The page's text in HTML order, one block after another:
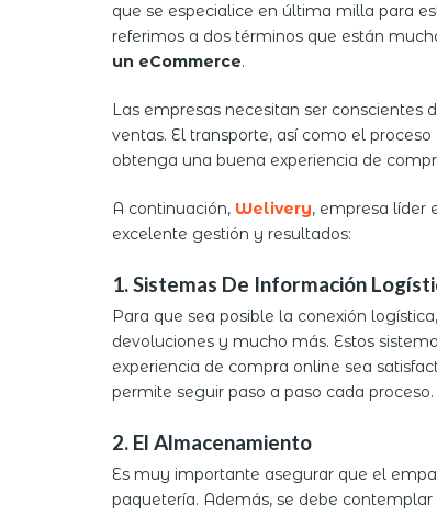
que se especialice en última milla para
referimos a dos términos que están
un eCommerce.
Las empresas necesitan ser
ventas. El transporte, así como el
obtenga una buena experiencia de
A continuación, Welivery, empresa líder
excelente gestión y resultados:
1. Sistemas De Información
Para que sea posible la conexión
devoluciones y mucho más. Estos
experiencia de compra online sea
permite seguir paso a paso cada proceso.
2. El Almacenamiento
Es muy importante asegurar que el
paquetería. Además, se debe